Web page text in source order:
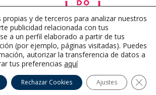
y de terceros para analizar nuestros
publicidad relacionada con tus
a un perfil elaborado a partir de tus
(por ejemplo, páginas visitadas). Puedes
autorizar la transferencia de datos a
tus preferencias aquí
Rechazar Cookies Ajustes